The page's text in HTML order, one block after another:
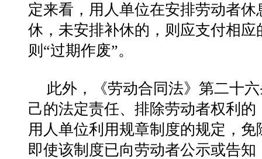
定来看，用人单位在安排劳动者
休，未安排补休的，则应支付相
则“过期作废”。
此外，《劳动合同法》第二十
己的法定责任、排除劳动者权利
用人单位利用规章制度的规定，
即使该制度已向劳动者公示或告